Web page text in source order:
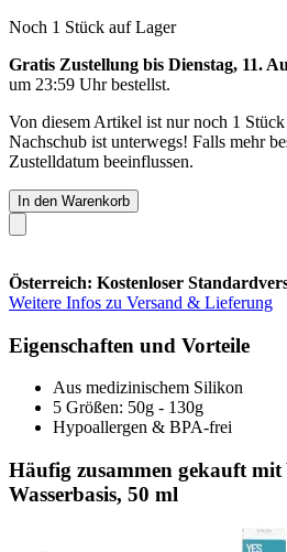
Noch 1 Stück auf Lager
Gratis Zustellung bis Dienstag, 11.
um 23:59 Uhrbestellst.
Von diesem Artikel ist nur noch 1
Nachschub ist unterwegs! Falls mehr
Zustelldatum beeinflussen.
In den Warenkorb
Österreich: Kostenloser
Weitere Infos zu Versand & Lieferung
Eigenschaften und Vorteile
Aus medizinischem Silikon
5 Größen: 50g - 130g
Hypoallergen & BPA-frei
Häufig zusammen gekauft mit
Wasserbasis, 50 ml